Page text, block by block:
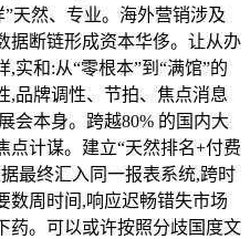
天然、专业。海外营销涉及
据断链形成资本华侈。让从办
实和:从“零根本”到“满馆”的
,品牌调性、节拍、焦点消息
会本身。跨越80% 的国内大
点计谋。建立“天然排名+付费
最终汇入同一报表系统,跨时
数周时间,响应迟畅错失市场
药。可以或许按照分歧国度文